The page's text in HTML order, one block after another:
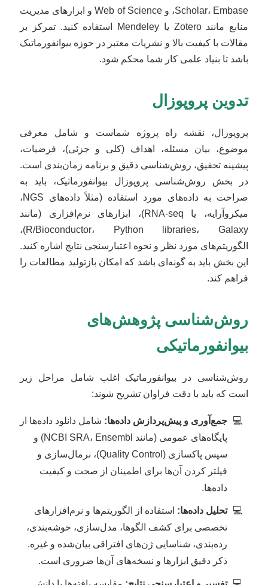
Scholar، Embase، و Web of Science و ابزارهای مدیریت
منابع مانند Zotero یا Mendeley استفاده کنید. تمرکز بر
مقالات با کیفیت بالا و نشریات معتبر در حوزه بیوانفورماتیک
باشد تا بنیاد علمی کار شما محکم شود.
تدوین پروپوزال
پروپوزال، نقشه راه پروژه شماست و شامل معرفی
موضوع، بیان مسئله، اهداف (کلی و جزئی)، فرضیات،
پیشینه تحقیق، روش‌شناسی دقیق و برنامه زمان‌بندی است.
در بخش روش‌شناسی پروپوزال بیوانفورماتیک، باید به
صراحت به داده‌های مورد استفاده (مثلاً داده‌های NGS،
میکروآرایه، یا RNA-seq)، ابزارهای نرم‌افزاری (مانند
R/Bioconductor، Python libraries، Galaxy)،
الگوریتم‌های مورد نظر و نحوه اعتبار‌سنجی نتایج اشاره کنید.
این بخش باید به گونه‌ای باشد که امکان بازتولید مطالعات را
فراهم کند.
روش‌شناسی پژوهش‌های
بیوانفورماتیکی
روش‌شناسی در بیوانفورماتیک اغلب شامل مراحل زیر
است که باید با دقت فراوان تشریح شوند:
جمع‌آوری و پیش‌پردازش داده‌ها: شامل دانلود داده‌ها از
پایگاه‌های عمومی (مانند NCBI SRA، Ensembl) و
سپس پاکسازی (Quality Control)، نرمال‌سازی و
فیلتر کردن آن‌ها برای اطمینان از صحت و کیفیت
داده‌ها.
تحلیل داده‌ها: استفاده از الگوریتم‌ها و نرم‌افزارهای
تخصصی برای کشف الگوها، مدل‌سازی، خوشه‌بندی،
رده‌بندی، شناسایی ژن‌های افتراقی بیان‌شده و غیره.
ذکر دقیق ابزارها و نسخه‌های آن‌ها ضروری است.